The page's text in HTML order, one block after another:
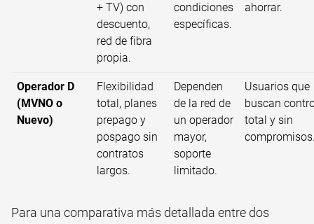
+ TV) con
descuento,
red de fibra
propia.
condiciones
específicas.
ahorrar.
Operador D
(MVNO o
Nuevo)
Flexibilidad
total, planes
prepago y
pospago sin
contratos
largos.
Dependen
de la red de
un operador
mayor,
soporte
limitado.
Usuarios que
buscan
total y sin
Para una comparativa más detallada entre dos